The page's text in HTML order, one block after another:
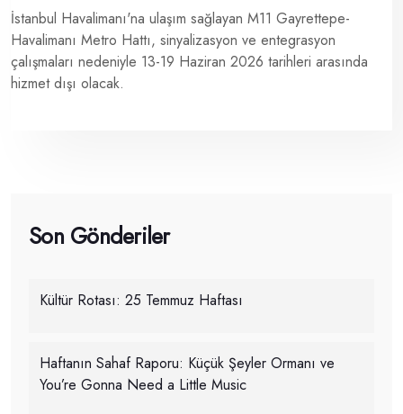
İstanbul Havalimanı'na ulaşım sağlayan M11 Gayrettepe-
Havalimanı Metro Hattı, sinyalizasyon ve entegrasyon
çalışmaları nedeniyle 13-19 Haziran 2026 tarihleri arasında
hizmet dışı olacak.
Son Gönderiler
Kültür Rotası: 25 Temmuz Haftası
Haftanın Sahaf Raporu: Küçük Şeyler Ormanı ve
You’re Gonna Need a Little Music